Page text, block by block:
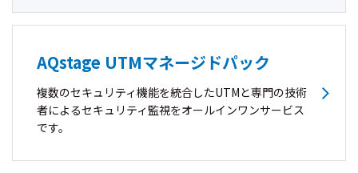
AQstage UTMマネージドパック
複数のセキュリティ機能を統合したUTMと専門の技術
者によるセキュリティ監視をオールインワンサービス
です。